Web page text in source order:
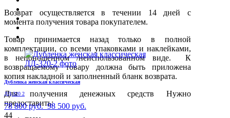
Возврат осуществляется в течении 14 дней с
момента получения товара покупателем.
Товар принимается назад только в полной
комплектации, со всеми упаковками и наклейками,
в непоношенном /неиспользованном виде. К
возвращаемому товару должна быть приложена
копия накладной и заполненный бланк возврата.
Для получения денежных средств Нужно
предоставить:
Дубленка женская классическая
ДД-320 2
78 800 руб. 98 500 руб.
44